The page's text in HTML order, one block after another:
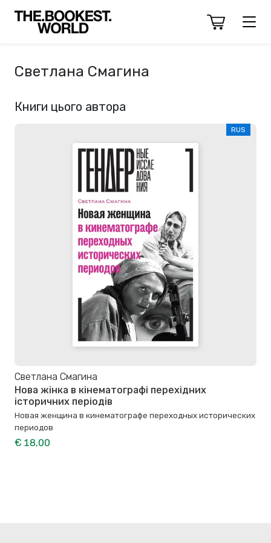
Светлана Смагина
Книги цього автора
RUS
Светлана Смагина
Нова жінка в кінематографі перехідних
історичних періодів
Новая женщина в кинематографе переходных исторических
периодов
€ 18,00